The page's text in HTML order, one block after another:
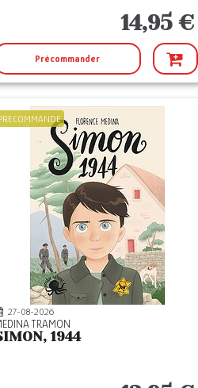
14,95 €
Précommander
27-08-2026
TRAMON
1944